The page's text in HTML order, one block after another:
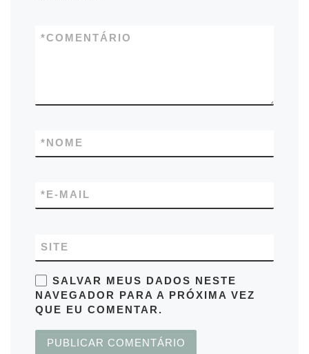
COMENTÁRIO
*
NOME
*
E-MAIL
*
SITE
SALVAR MEUS DADOS NESTE
NAVEGADOR PARA A PRÓXIMA VEZ
QUE EU COMENTAR.